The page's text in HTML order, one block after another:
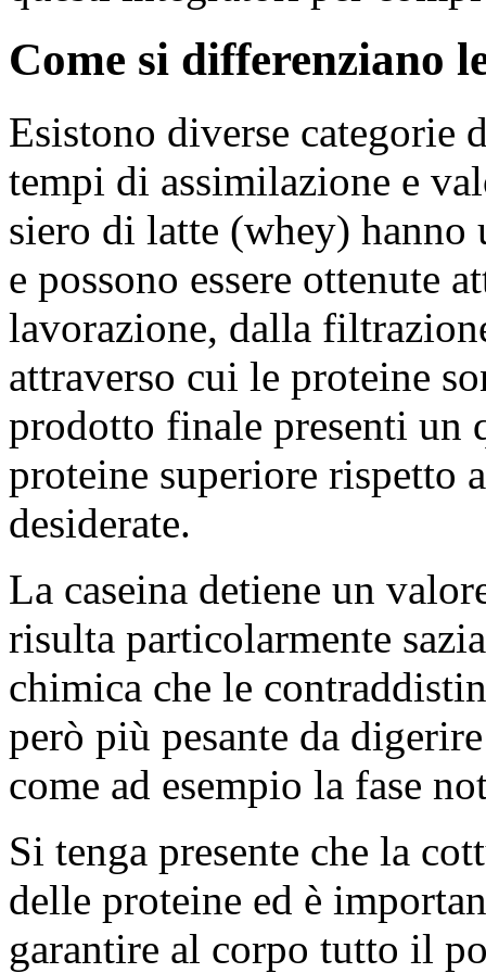
Come si differenziano
Esistono diverse categorie
tempi di assimilazione e
siero di latte (whey)
e possono essere ottenute
lavorazione, dalla
attraverso cui le proteine
prodotto finale presenti un
proteine superiore rispetto
desiderate.
La caseina detiene un
risulta particolarmente
chimica che le
però più pesante da
come ad esempio la fase
Si tenga presente che la
delle proteine ed è
garantire al corpo tutto il